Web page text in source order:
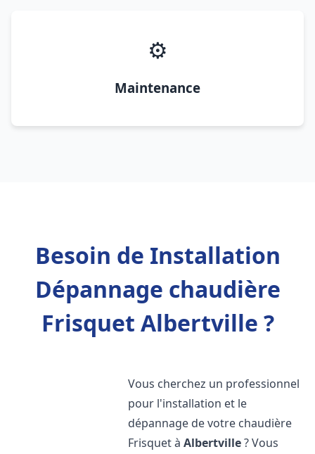
⚙️
Maintenance
Besoin de Installation
Dépannage chaudière
Frisquet Albertville ?
Vous cherchez un professionnel
pour l'installation et le
dépannage de votre chaudière
Frisquet àAlbertville? Vous